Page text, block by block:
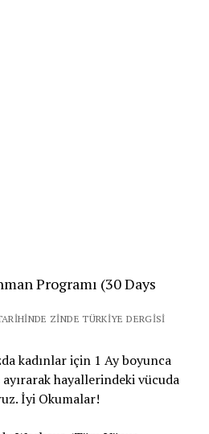
Programı (30 Days
ZINDE TÜRKIYE DERGISI
kadınlar için 1 Ay boyunca
hayallerindeki vücuda
İyi Okumalar!